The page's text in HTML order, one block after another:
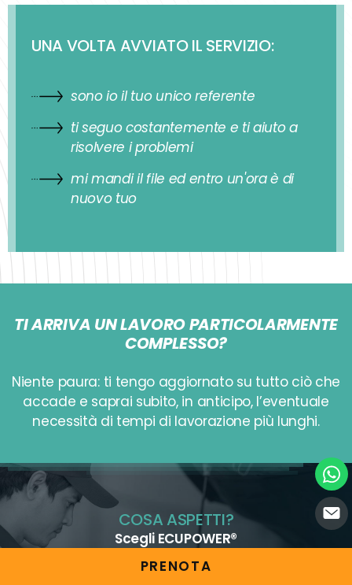
PRENOTA
UNA VOLTA AVVIATO IL SERVIZIO:
sono io il tuo unico referente
ti seguo costantemente e ti aiuto a
risolvere i problemi
mi mandi il file ed entro un'ora è di
nuovo tuo
TI ARRIVA UN LAVORO PARTICOLARMENTE
COMPLESSO?
Niente paura: ti tengo aggiornato su tutto ciò che
accade e saprai subito, in anticipo, l’eventuale
necessità di tempi di lavorazione più lunghi.
COSA ASPETTI?
Scegli ECUPOWER®